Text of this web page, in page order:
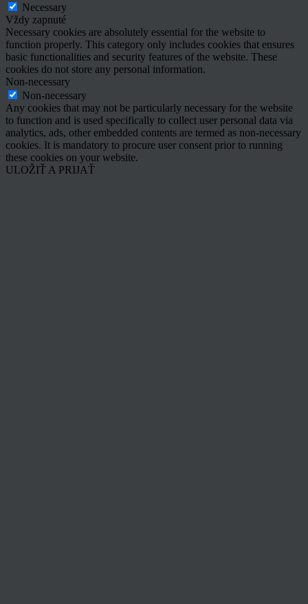
Necessary
Vždy zapnuté
Necessary cookies are absolutely essential for the website to
function properly. This category only includes cookies that ensures
basic functionalities and security features of the website. These
cookies do not store any personal information.
Non-necessary
Non-necessary
Any cookies that may not be particularly necessary for the website
to function and is used specifically to collect user personal data via
analytics, ads, other embedded contents are termed as non-necessary
cookies. It is mandatory to procure user consent prior to running
these cookies on your website.
ULOŽIŤ A PRIJAŤ